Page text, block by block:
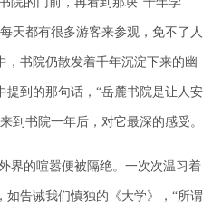
天都有很多游客来参观，免不了人
， 书院仍散发着千年沉淀下来的幽
提到的那句话， “岳麓书院是让人安
到书院一年后，对它最深的感受。
界的喧嚣便被隔绝。一次次温习着
告诫我们慎独的《大学》， “所谓